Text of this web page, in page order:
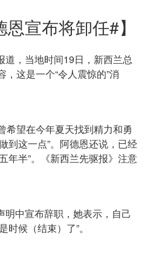
宣布将卸任#】
，当地时间19日，新西兰总
这是一个“令人震惊的”消
希望在今年夏天找到精力和勇
到这一点”。阿德恩还说，已经
年半”。《新西兰先驱报》注意
中宣布辞职，她表示，自己
候（结束）了”。